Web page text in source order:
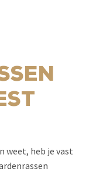
weet, heb je vast